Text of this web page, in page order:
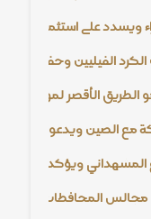
ويشدد على استثمار
الفيليين وحفظ
الأقصر لمواجهة
مع الصين ويدعو إلى
ويؤكد أهمية
مجالس المحافظات